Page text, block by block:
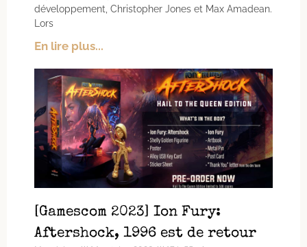
développement, Christopher Jones et Max Amadean.
Lors
En lire plus...
[Gamescom 2023] Ion Fury:
Aftershock, 1996 est de retour